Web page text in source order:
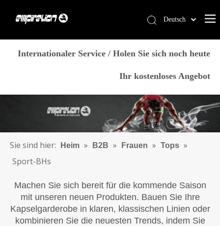
Speichern
Deutsch
简体中文
Français
Español
Português
Italiano
日本語
Internationaler Service / Holen Sie sich noch heute
Ihr kostenloses Angebot
Sie sind hier: Heim » B2B » Frauen » Tops »
Sport-BHs
Machen Sie sich bereit für die kommende Saison
mit unseren neuen Produkten. Bauen Sie Ihre
Kapselgarderobe in klaren, klassischen Linien oder
kombinieren Sie die neuesten Trends, indem Sie